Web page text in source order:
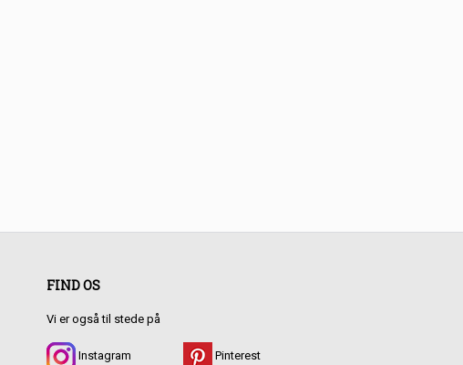
FIND OS
Vi er også til stede på
Instagram Pinterest